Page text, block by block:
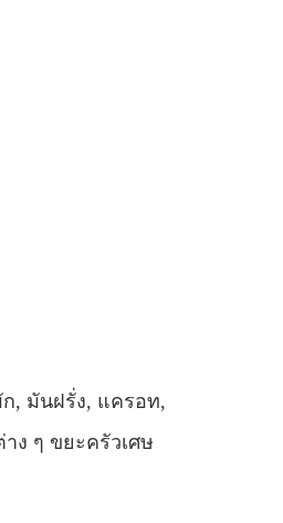
, มันฝรั่ง, แครอท,
ง ๆ ขยะครัวเศษ